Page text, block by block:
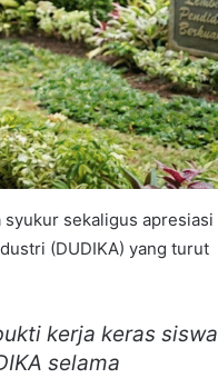
syukur sekaligus apresiasi
(DUDIKA) yang turut
kerja keras siswa
selama